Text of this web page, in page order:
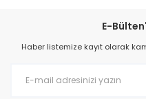
E-
Haber listemize kayıt olarak